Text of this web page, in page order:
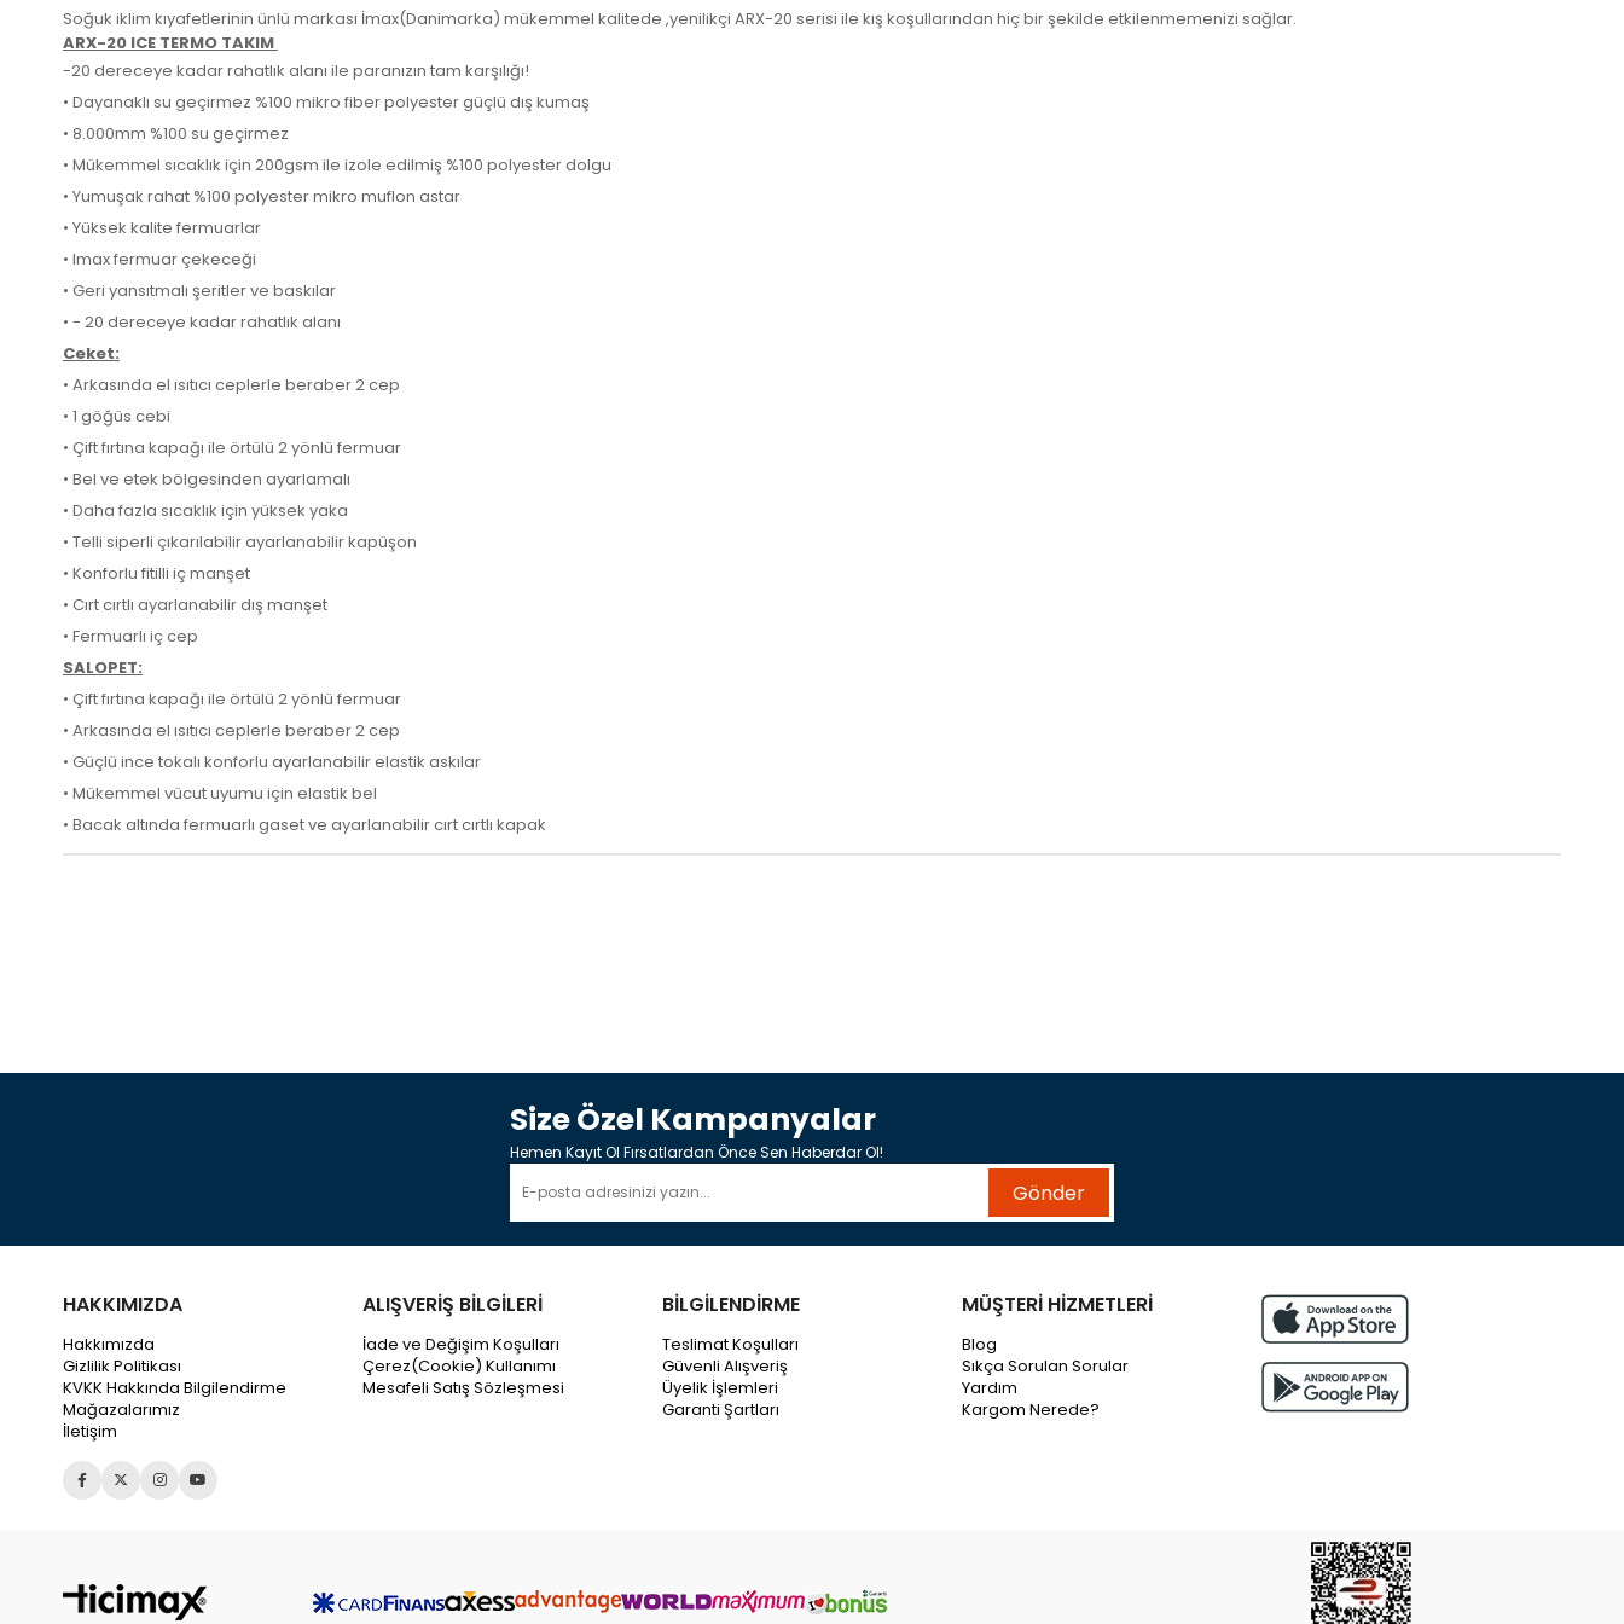
Soğuk iklim kıyafetlerinin ünlü markası İmax(Danimarka) mükemmel kalitede ,yenilikçi ARX-20 serisi ile kış koşullarından hiç bir şekilde etkilenmemenizi sağlar.
ARX-20 ICE TERMO TAKIM
-20 dereceye kadar rahatlık alanı ile paranızın tam karşılığı!
• Dayanaklı su geçirmez %100 mikro fiber polyester güçlü dış kumaş
• 8.000mm %100 su geçirmez
• Mükemmel sıcaklık için 200gsm ile izole edilmiş %100 polyester dolgu
• Yumuşak rahat %100 polyester mikro muflon astar
• Yüksek kalite fermuarlar
• Imax fermuar çekeceği
• Geri yansıtmalı şeritler ve baskılar
• - 20 dereceye kadar rahatlık alanı
Ceket:
• Arkasında el ısıtıcı ceplerle beraber 2 cep
• 1 göğüs cebi
• Çift fırtına kapağı ile örtülü 2 yönlü fermuar
• Bel ve etek bölgesinden ayarlamalı
• Daha fazla sıcaklık için yüksek yaka
• Telli siperli çıkarılabilir ayarlanabilir kapüşon
• Konforlu fitilli iç manşet
• Cırt cırtlı ayarlanabilir dış manşet
• Fermuarlı iç cep
SALOPET:
• Çift fırtına kapağı ile örtülü 2 yönlü fermuar
• Arkasında el ısıtıcı ceplerle beraber 2 cep
• Güçlü ince tokalı konforlu ayarlanabilir elastik askılar
• Mükemmel vücut uyumu için elastik bel
• Bacak altında fermuarlı gaset ve ayarlanabilir cırt cırtlı kapak
Size Özel Kampanyalar
Hemen Kayıt Ol Fırsatlardan Önce Sen Haberdar Ol!
Gönder
HAKKIMIZDA
Hakkımızda
Gizlilik Politikası
KVKK Hakkında Bilgilendirme
Mağazalarımız
İletişim
ALIŞVERİŞ BİLGİLERİ
İade ve Değişim Koşulları
Çerez(Cookie) Kullanımı
Mesafeli Satış Sözleşmesi
BİLGİLENDİRME
Teslimat Koşulları
Güvenli Alışveriş
Üyelik İşlemleri
Garanti Şartları
MÜŞTERİ HİZMETLERİ
Blog
Sıkça Sorulan Sorular
Yardım
Kargom Nerede?